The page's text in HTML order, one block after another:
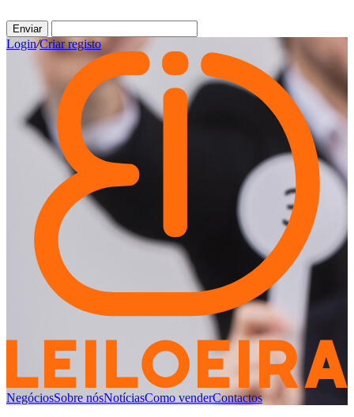
Enviar
Login/Criar registo
NegóciosSobre nósNotíciasComo venderContactos